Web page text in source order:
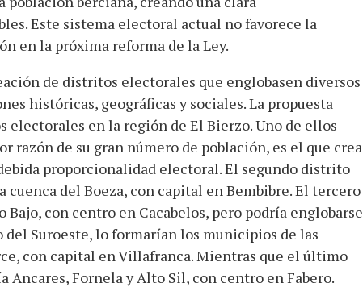
Este sistema electoral actual no favorece la
en la próxima reforma de la Ley.
de distritos electorales que englobasen diversos
históricas, geográficas y sociales. La propuesta
electorales en la región de El Bierzo. Uno de ellos
razón de su gran número de población, es el que crea
proporcionalidad electoral. El segundo distrito
del Boeza, con capital en Bembibre. El tercero
con centro en Cacabelos, pero podría englobarse
Suroeste, lo formarían los municipios de las
con capital en Villafranca. Mientras que el último
Fornela y Alto Sil, con centro en Fabero.